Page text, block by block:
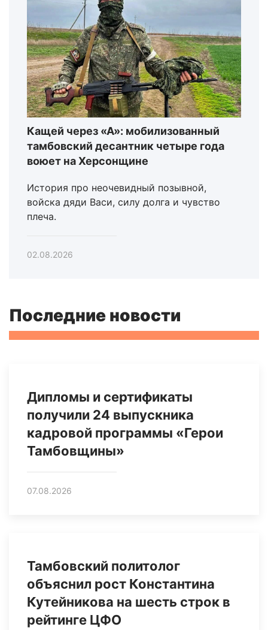
Кащей через «А»: мобилизованный
тамбовский десантник четыре года
воюет на Херсонщине
История про неочевидный позывной,
войска дяди Васи, силу долга и чувство
плеча.
02.08.2026
Последние новости
Дипломы и сертификаты
получили 24 выпускника
кадровой программы «Герои
Тамбовщины»
07.08.2026
Тамбовский политолог
объяснил рост Константина
Кутейникова на шесть строк в
рейтинге ЦФО